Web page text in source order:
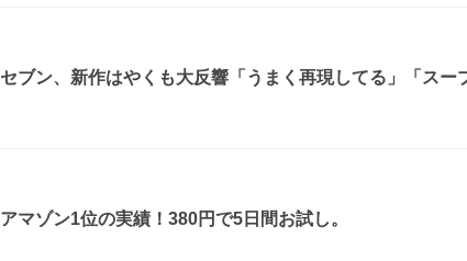
セブン、新作はやくも大反響「うまく再現してる」「スー
アマゾン1位の実績！380円で5日間お試し。